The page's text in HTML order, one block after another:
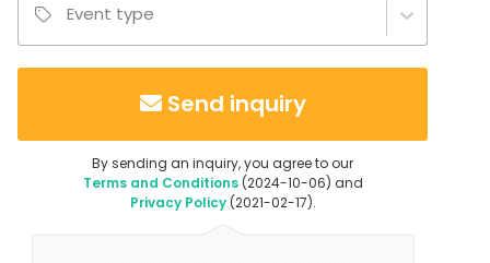
Event type
Send inquiry
By sending an inquiry, you agree to our
Terms and Conditions(2024-10-06) and
Privacy Policy(2021-02-17).